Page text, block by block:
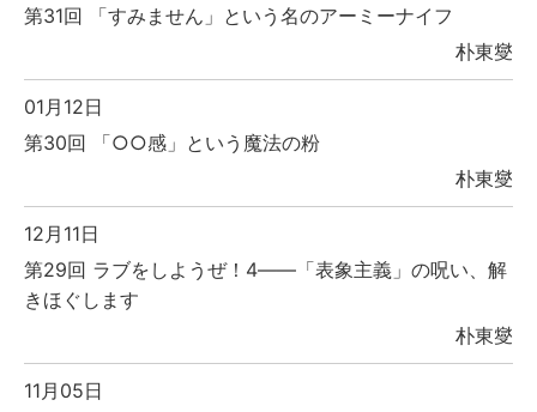
第31回 「すみません」という名のアーミーナイフ
朴東燮
01月12日
第30回 「○○感」という魔法の粉
朴東燮
12月11日
第29回 ラブをしようぜ！4――「表象主義」の呪い、解
きほぐします
朴東燮
11月05日